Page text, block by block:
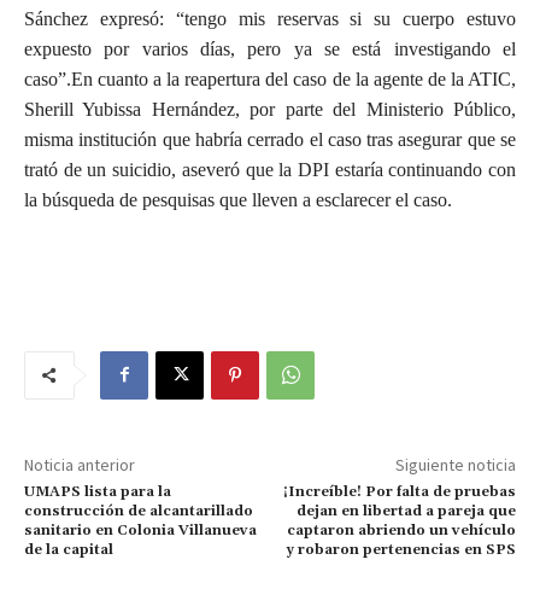
Sánchez expresó: “tengo mis reservas si su cuerpo estuvo
expuesto por varios días, pero ya se está investigando el
caso”.En cuanto a la reapertura del caso de la agente de la ATIC,
Sherill Yubissa Hernández, por parte del Ministerio Público,
misma institución que habría cerrado el caso tras asegurar que se
trató de un suicidio, aseveró que la DPI estaría continuando con
la búsqueda de pesquisas que lleven a esclarecer el caso.
Noticia anterior
UMAPS lista para la
construcción de alcantarillado
sanitario en Colonia Villanueva
de la capital
Siguiente noticia
¡Increíble! Por falta de pruebas
dejan en libertad a pareja que
captaron abriendo un vehículo
y robaron pertenencias en SPS